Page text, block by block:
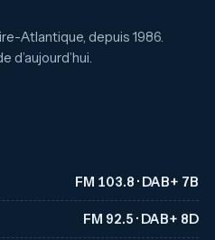
Atlantique, depuis 1986.
d’aujourd’hui.
FM 103.8 · DAB+ 7B
FM 92.5 · DAB+ 8D